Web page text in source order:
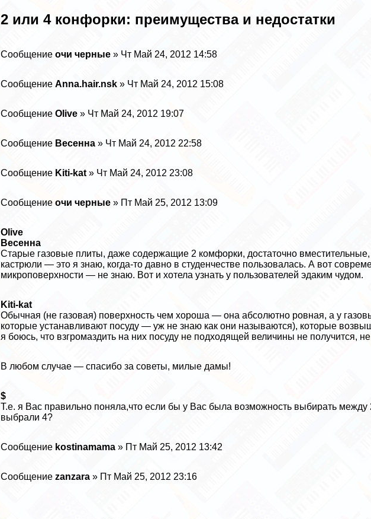
2 или 4 конфорки: преимущества и недостатки
Сообщениеочи черные » Чт Май 24, 2012 14:58
СообщениеAnna.hair.nsk » Чт Май 24, 2012 15:08
СообщениеOlive » Чт Май 24, 2012 19:07
Сообщение Весенна » Чт Май 24, 2012 22:58
Сообщение Kiti-kat » Чт Май 24, 2012 23:08
Сообщениеочи черные » Пт Май 25, 2012 13:09
Olive
Весенна
Старые газовые плиты, даже содержащие 2 комфорки, достаточно
кастрюли — это я знаю, когда-то давно в студенчестве пользовалась. А вот
микроповерхности — не знаю. Вот и хотела узнать у пользователей эдаким чудом.
Kiti-kat
Обычная (не газовая) поверхность чем хороша — она абсолютно ровная, а у
которые устанавливают посуду — уж не знаю как они называются), которые
я боюсь, что взгромаздить на них посуду не подходящей величины не получится,
В любом случае — спасибо за советы, милые дамы!
$
Т.е. я Вас правильно поняла,что если бы у Вас была возможность выбирать
выбрали 4?
Сообщение kostinamama » Пт Май 25, 2012 13:42
Сообщениеzanzara » Пт Май 25, 2012 23:16